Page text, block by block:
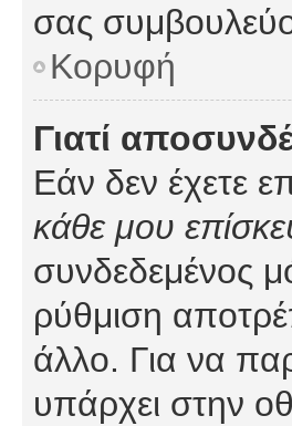
σας
Κορυφή
Γιατί
Εάν δεν έχετε
κάθε μου
συνδεδεμένος
ρύθμιση
άλλο. Για να
υπάρχει στην